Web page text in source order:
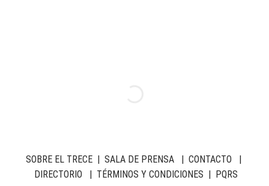
SOBRE EL TRECE| SALA DE PRENSA| CONTACTO |
DIRECTORIO | TÉRMINOS Y CONDICIONES | PQRS